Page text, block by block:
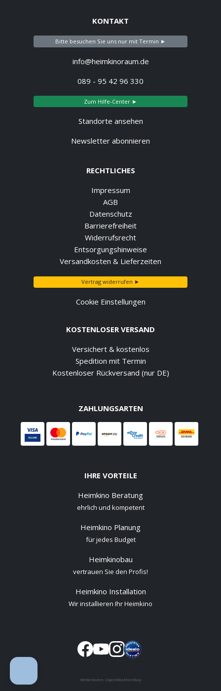
KONTAKT
Bitte besuchen Sie uns nur mit Termin ►
info@heimkinoraum.de
089 - 95 42 96 330
Zum Hilfe-Center ►
Standorte ansehen
Newsletter abonnieren
RECHTLICHES
Impressum
AGB
Datenschutz
Barrierefreiheit
Widerrufsrecht
Entsorgungshinweise
Versandkosten & Lieferzeiten
Vertrag widerrufen ►
Cookie Einstellungen
KOSTENLOSER VERSAND
Versichert & kostenlos
Spedition mit Termin
Kostenloser Rückversand (nur DE)
ZAHLUNGSARTEN
IHRE VORTEILE
Heimkino Beratung
ehrlich und kompetent
Heimkino Planung
für jedes Budget
Heimkinobau
vertrauen Sie den Profis!
Heimkino Installation
Wir installieren Ihr Heimkino
Wetterdaten: OpenWeatherMap